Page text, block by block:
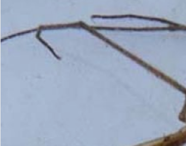
На Хехцире
обнаружили редкий
вид комаров
В Хехцирском заповеднике зафиксировано 46 видов
На территории Хехцирского заповедника в
установленную Владимиром Дубатоловым, ведущим
научным сотрудником заповедника, попал гигантский
комар-долгоножка — Pedicia cockerelli. Этот
семейства Pediciidae привлёк внимание благодаря